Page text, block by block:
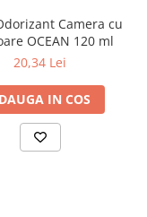
sau parfumul
plastic, fiindca ele
Celsius.
Camera cu
OCEAN 120 ml
20,34 Lei
IN COS